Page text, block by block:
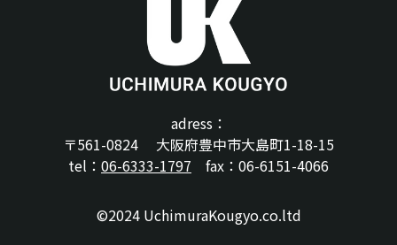
adress：
〒561-0824 大阪府豊中市大島町1-18-15
tel： 06-6333-1797 fax：06-6151-4066
©2024 UchimuraKougyo.co.ltd